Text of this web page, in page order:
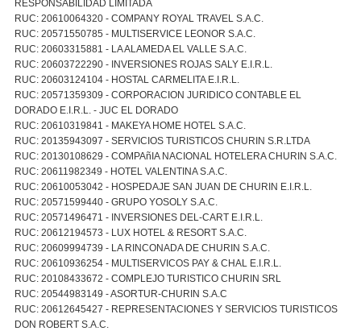
RESPONSABILIDAD LIMITADA
RUC: 20610064320 - COMPANY ROYAL TRAVEL S.A.C.
RUC: 20571550785 - MULTISERVICE LEONOR S.A.C.
RUC: 20603315881 - LA ALAMEDA EL VALLE S.A.C.
RUC: 20603722290 - INVERSIONES ROJAS SALY E.I.R.L.
RUC: 20603124104 - HOSTAL CARMELITA E.I.R.L.
RUC: 20571359309 - CORPORACION JURIDICO CONTABLE EL
DORADO E.I.R.L. - JUC EL DORADO
RUC: 20610319841 - MAKEYA HOME HOTEL S.A.C.
RUC: 20135943097 - SERVICIOS TURISTICOS CHURIN S.R.LTDA
RUC: 20130108629 - COMPAñIA NACIONAL HOTELERA CHURIN S.A.C.
RUC: 20611982349 - HOTEL VALENTINA S.A.C.
RUC: 20610053042 - HOSPEDAJE SAN JUAN DE CHURIN E.I.R.L.
RUC: 20571599440 - GRUPO YOSOLY S.A.C.
RUC: 20571496471 - INVERSIONES DEL-CART E.I.R.L.
RUC: 20612194573 - LUX HOTEL & RESORT S.A.C.
RUC: 20609994739 - LA RINCONADA DE CHURIN S.A.C.
RUC: 20610936254 - MULTISERVICOS PAY & CHAL E.I.R.L.
RUC: 20108433672 - COMPLEJO TURISTICO CHURIN SRL
RUC: 20544983149 - ASORTUR-CHURIN S.A.C
RUC: 20612645427 - REPRESENTACIONES Y SERVICIOS TURISTICOS
DON ROBERT S.A.C.